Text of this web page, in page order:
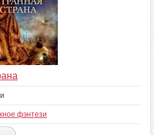
фэнтези